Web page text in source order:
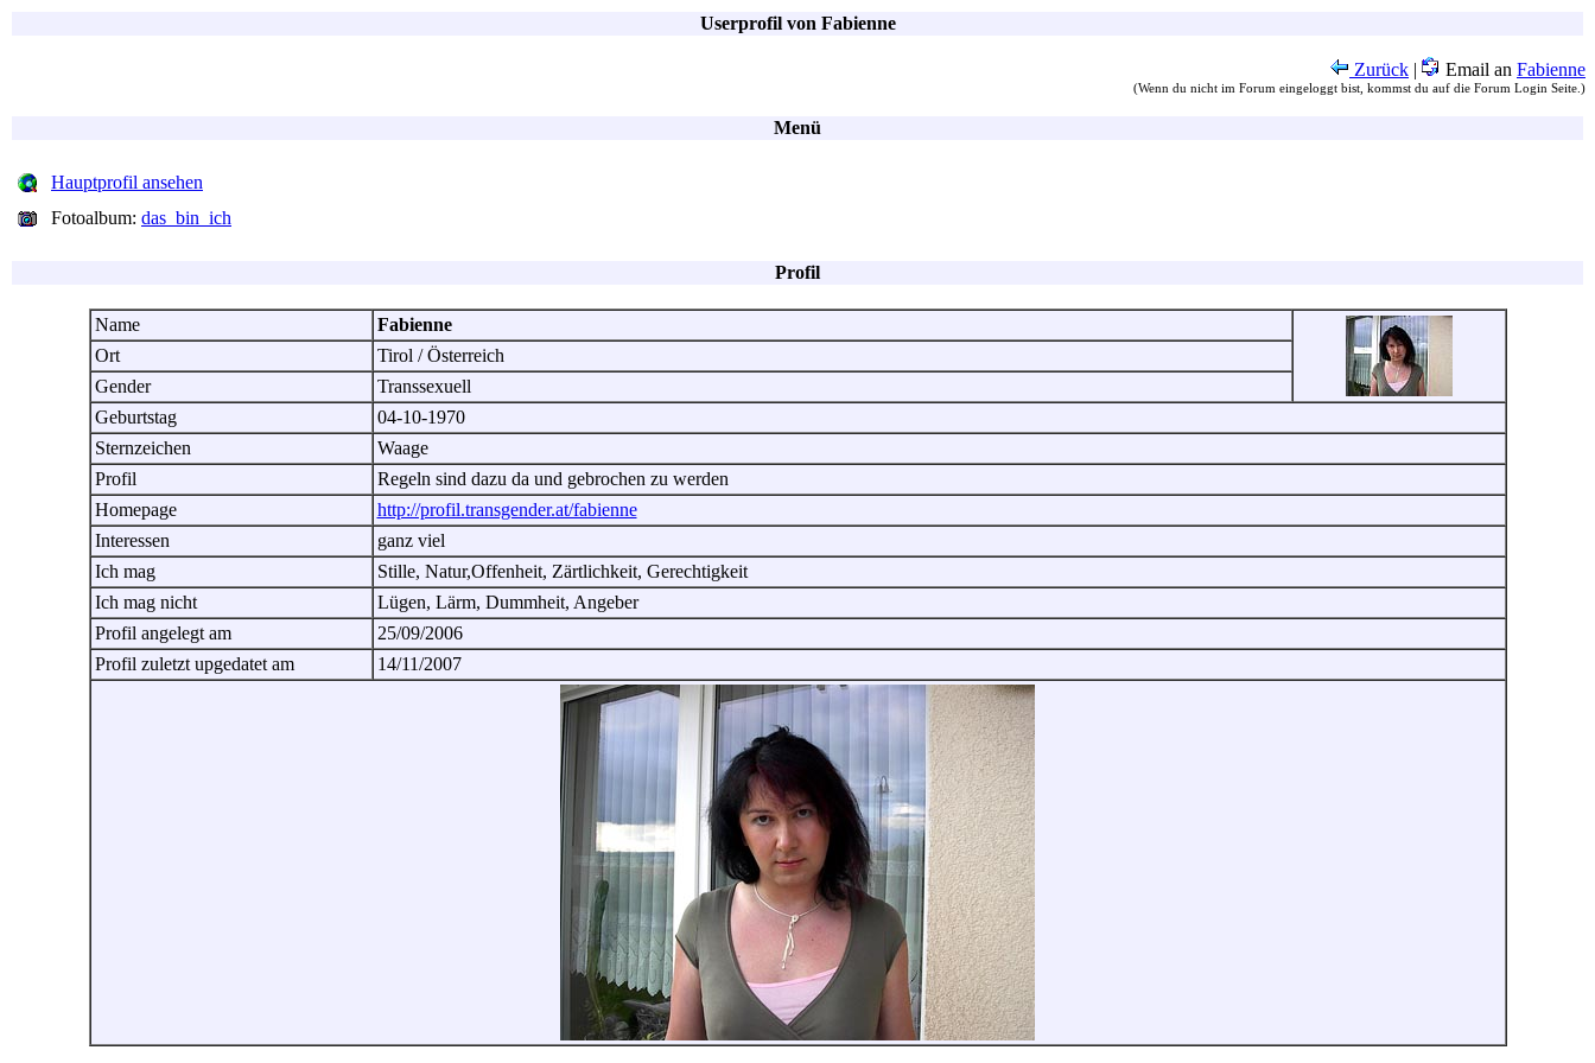
Userprofil von Fabienne
Zurück | Email an Fabienne
(Wenn du nicht im Forum eingeloggt bist, kommst du auf die Forum Login Seite.)
Menü
Hauptprofil ansehen
Fotoalbum: das_bin_ich
Profil
Name
Fabienne
Ort
Tirol / Österreich
Gender
Transsexuell
Geburtstag
04-10-1970
Sternzeichen
Waage
Profil
Regeln sind dazu da und gebrochen zu werden
Homepage
http://profil.transgender.at/fabienne
Interessen
ganz viel
Ich mag
Stille, Natur,Offenheit, Zärtlichkeit, Gerechtigkeit
Ich mag nicht
Lügen, Lärm, Dummheit, Angeber
Profil angelegt am
25/09/2006
Profil zuletzt upgedatet am
14/11/2007